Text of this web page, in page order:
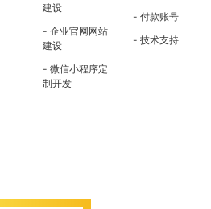
建设
企业官网网站
建设
微信小程序定
制开发
付款账号
技术支持